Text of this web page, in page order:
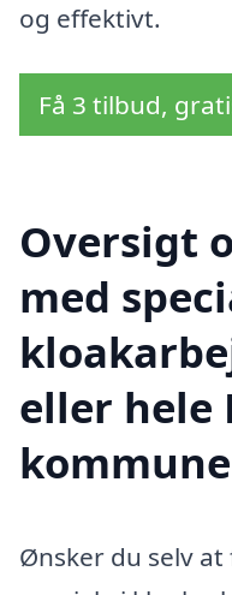
og effektivt.
Få 3 tilbud,
Oversigt
med
eller hele
kommune
Ønsker du selv